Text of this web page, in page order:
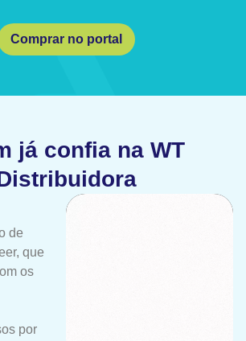
Comprar no portal
já confia na WT
de
que
os
por